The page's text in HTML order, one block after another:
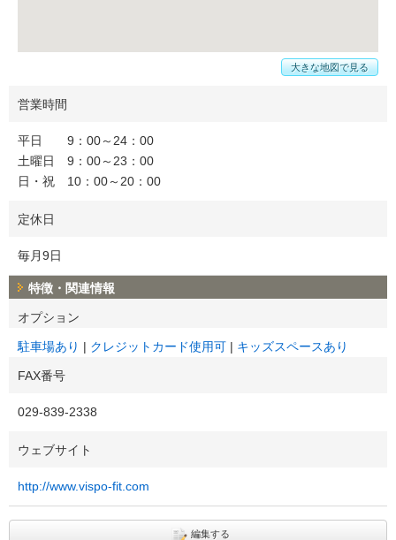
大きな地図で見る
営業時間
平日 9：00～24：00
土曜日 9：00～23：00
日・祝 10：00～20：00
定休日
毎月9日
特徴・関連情報
オプション
駐車場あり クレジットカード使用可 キッズスペースあり
FAX番号
029-839-2338
ウェブサイト
http://www.vispo-fit.com
編集する